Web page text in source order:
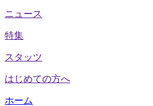
ニュース
特集
スタッツ
はじめての方へ
ホーム